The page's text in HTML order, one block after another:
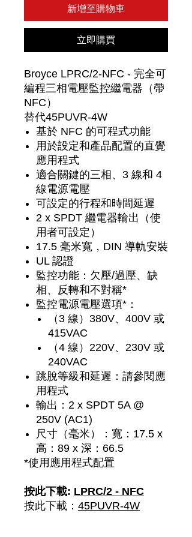
新增至購物車
立即購買
Broyce LPRC/2-NFC - 完全可
編程三相電壓監控繼電器（帶
NFC）
替代45PUVR-4W
基於 NFC 的可程式功能
用於設定和產品配置的直覺
應用程式
適合關鍵的三相、3 線和 4
線電源電壓
可設定的行程和時間延遲
2 x SPDT 繼電器輸出（使
用者可設定）
17.5 毫米寬，DIN 導軌安裝
UL 認證
監控功能：欠壓/過壓、缺
相、反轉和不對稱*
監控電源電壓選項*：
（3 線）380V、400V 或
415VAC
（4 線）220V、230V 或
240VAC
跳脫等級和延遲：請參閱應
用程式
輸出：2 x SPDT 5A @
250V (AC1)
尺寸（毫米）：寬：17.5 x
高：89 x 深：66.5
*使用應用程式配置
按此下載: LPRC/2 - NFC
按此下載： 45PUVR-4W